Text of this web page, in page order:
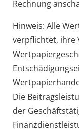
Rechnung
Hinweis: Alle
verpflichtet, ihre
Die
der